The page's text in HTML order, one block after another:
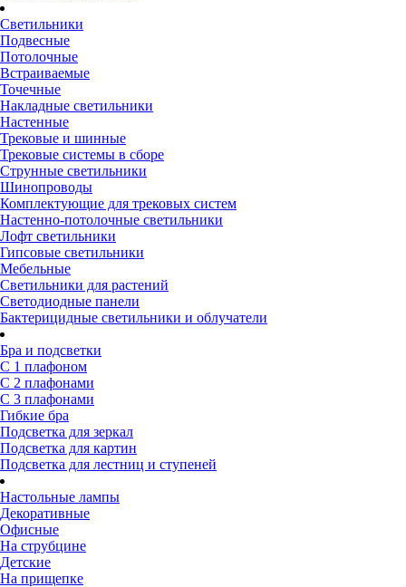
Светильники
Подвесные
Потолочные
Встраиваемые
Точечные
Накладные светильники
Настенные
Трековые и шинные
Трековые системы в сборе
Струнные светильники
Шинопроводы
Комплектующие для трековых систем
Настенно-потолочные светильники
Лофт светильники
Гипсовые светильники
Мебельные
Светильники для растений
Светодиодные панели
Бактерицидные светильники и облучатели
Бра и подсветки
С 1 плафоном
С 2 плафонами
С 3 плафонами
Гибкие бра
Подсветка для зеркал
Подсветка для картин
Подсветка для лестниц и ступеней
Настольные лампы
Декоративные
Офисные
На струбцине
Детские
На прищепке